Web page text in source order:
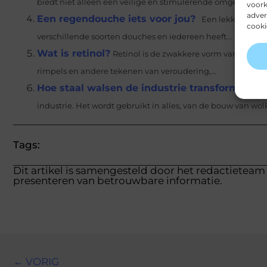
biedt niet alleen een veilige en stimulerende omgeving
Een regendouche iets voor jou?
Een lekkere
verschillende soorten douches en iedereen heeft...
Wat is retinol? Retinol is de zwakkere vorm van
rimpels en andere tekenen van veroudering,...
Hoe staal walsen de industrie transformeert
industrie. Het wordt gebruikt in alles, van de bouw van
Tags:
Dit artikel is samengesteld door het
presenteren van betrouwbare informatie.
← VORIG